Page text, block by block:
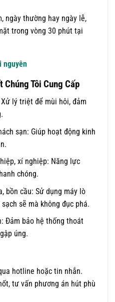
ngày thường hay ngày lễ,
trong vòng 30 phút tại
nguyên
Tôi Cung Cấp
lý triệt để mùi hôi, đảm
sạn: Giúp hoạt động kinh
xí nghiệp: Năng lực
chóng.
bồn cầu: Sử dụng máy lò
sẽ mà không đục phá.
Đảm bảo hệ thống thoát
úng.
hotline hoặc tin nhắn.
tư vấn phương án hút phù